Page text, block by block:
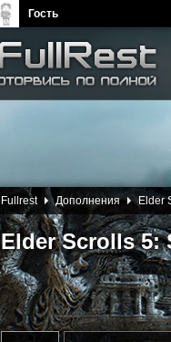
Elder Scrolls 5:
Fullrest Дополнения Elder
Гость